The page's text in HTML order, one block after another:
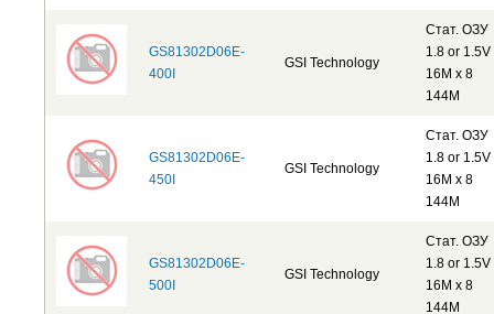
GS81302D06E-
400I
GSI Technology
Стат. ОЗУ
1.8 or 1.5V
16M x 8
144M
GS81302D06E-
450I
GSI Technology
Стат. ОЗУ
1.8 or 1.5V
16M x 8
144M
GS81302D06E-
500I
GSI Technology
Стат. ОЗУ
1.8 or 1.5V
16M x 8
144M